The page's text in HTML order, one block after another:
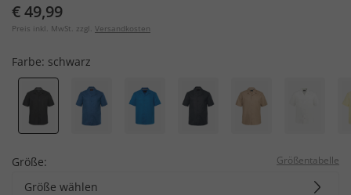
€ 49,99
Preis inkl. MwSt. zzgl. Versandkosten
Farbe: schwarz
Größe: Größentabelle
Größe wählen